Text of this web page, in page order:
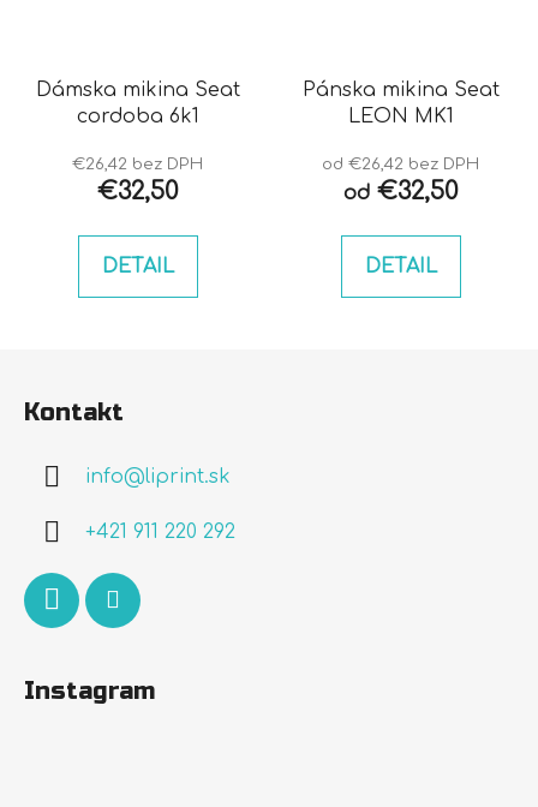
Dámska mikina Seat
cordoba 6k1
€26,42 bez DPH
€32,50
DETAIL
Pánska mikina Seat
LEON MK1
od €26,42 bez DPH
od€32,50
DETAIL
Kontakt
info@liprint.sk
+421 911 220 292
Instagram